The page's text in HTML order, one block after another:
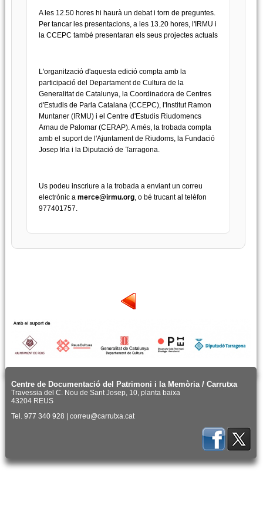
A les 12.50 hores hi haurà un debat i torn de preguntes.
Per tancar les presentacions, a les 13.20 hores, l'IRMU i
la CCEPC també presentaran els seus projectes actuals
L'organització d'aquesta edició compta amb la
participació del Departament de Cultura de la
Generalitat de Catalunya, la Coordinadora de Centres
d'Estudis de Parla Catalana (CCEPC), l'Institut Ramon
Muntaner (IRMU) i el Centre d'Estudis Riudomencs
Arnau de Palomar (CERAP). A més, la trobada compta
amb el suport de l'Ajuntament de Riudoms, la Fundació
Josep Irla i la Diputació de Tarragona.
Us podeu inscriure a la trobada a enviant un correu
electrònic a merce@irmu.org, o bé trucant al telèfon
977401757.
Centre de Documentació del Patrimoni i la Memòria / Carrutxa
Travessia del C. Nou de Sant Josep, 10, planta baixa
43204 REUS
Tel. 977 340 928 | correu@carrutxa.cat